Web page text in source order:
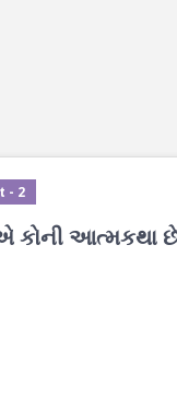
- 2
કોની આત્મકથા